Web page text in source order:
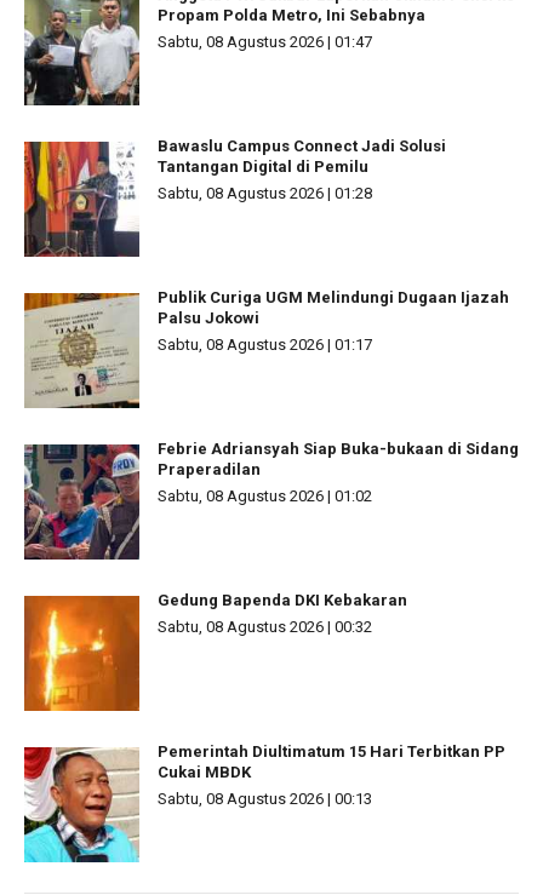
Propam Polda Metro, Ini Sebabnya
Sabtu, 08 Agustus 2026 | 01:47
Bawaslu Campus Connect Jadi Solusi
Tantangan Digital di Pemilu
Sabtu, 08 Agustus 2026 | 01:28
Publik Curiga UGM Melindungi Dugaan Ijazah
Palsu Jokowi
Sabtu, 08 Agustus 2026 | 01:17
Febrie Adriansyah Siap Buka-bukaan di Sidang
Praperadilan
Sabtu, 08 Agustus 2026 | 01:02
Gedung Bapenda DKI Kebakaran
Sabtu, 08 Agustus 2026 | 00:32
Pemerintah Diultimatum 15 Hari Terbitkan PP
Cukai MBDK
Sabtu, 08 Agustus 2026 | 00:13